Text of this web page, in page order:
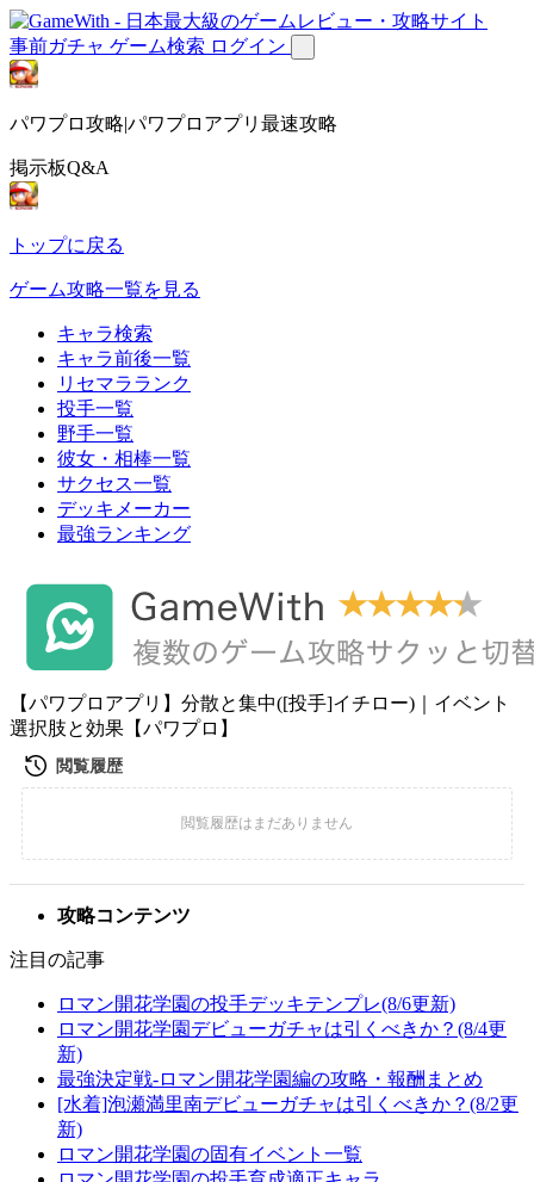
事前ガチャ ゲーム検索 ログイン
パワプロ攻略|パワプロアプリ最速攻略
掲示板Q&A
トップに戻る
ゲーム攻略一覧を見る
キャラ検索
キャラ前後一覧
リセマラランク
投手一覧
野手一覧
彼女・相棒一覧
サクセス一覧
デッキメーカー
最強ランキング
【パワプロアプリ】分散と集中([投手]イチロー)｜イベント
選択肢と効果【パワプロ】
攻略コンテンツ
注目の記事
ロマン開花学園の投手デッキテンプレ(8/6更新)
ロマン開花学園デビューガチャは引くべきか？(8/4更
新)
最強決定戦-ロマン開花学園編の攻略・報酬まとめ
[水着]泡瀬満里南デビューガチャは引くべきか？(8/2更
新)
ロマン開花学園の固有イベント一覧